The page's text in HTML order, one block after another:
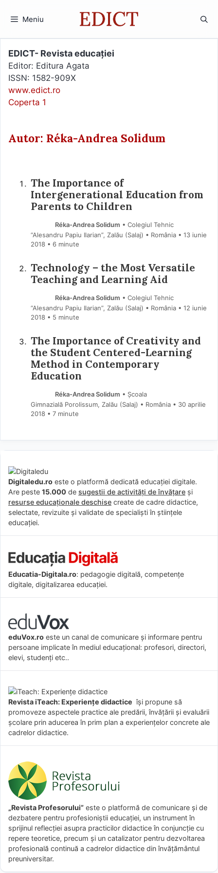
Meniu
EDICT- Revista educației
Editor: Editura Agata
ISSN: 1582-909X
www.edict.ro
Coperta 1
Autor: Réka-Andrea Solidum
The Importance of
Intergenerational Education from
Parents to Children
Réka-Andrea Solidum • Colegiul Tehnic
“Alesandru Papiu Ilarian”, Zalău (Salaj) • România
13 iunie
2018 • 6 minute
Technology – the Most Versatile
Teaching and Learning Aid
Réka-Andrea Solidum • Colegiul Tehnic
“Alesandru Papiu Ilarian”, Zalău (Salaj) • România
12 iunie
2018 • 5 minute
The Importance of Creativity and
the Student Centered-Learning
Method in Contemporary
Education
Réka-Andrea Solidum • Şcoala
Gimnazială Porolissum, Zalău (Salaj) • România
30 aprilie
2018 • 7 minute
Digitaledu.ro este o platformă dedicată educației digitale.
Are peste 15.000 de sugestii de activități de învățare și
resurse educaționale deschise create de cadre didactice,
selectate, revizuite și validate de specialiști în științele
educației.
Educatia-Digitala.ro: pedagogie digitală, competențe
digitale, digitalizarea educației.
eduVox.ro este un canal de comunicare și informare pentru
persoane implicate în mediul educațional: profesori, directori,
elevi, studenți etc..
Revista iTeach: Experienţe didactice îşi propune să
promoveze aspectele practice ale predării, învăţării şi evaluării
şcolare prin aducerea în prim plan a experienţelor concrete ale
cadrelor didactice.
„Revista Profesorului” este o platformă de comunicare și de
dezbatere pentru profesioniștii educației, un instrument în
sprijinul reflecției asupra practicilor didactice în conjuncție cu
repere teoretice, precum și un catalizator pentru dezvoltarea
profesională continuă a cadrelor didactice din învățământul
preuniversitar.